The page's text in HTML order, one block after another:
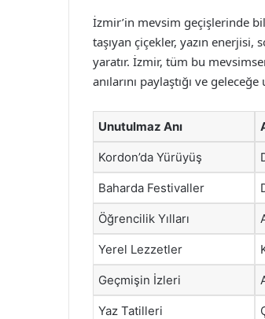
İzmir’in mevsim geçişlerinde
taşıyan çiçekler, yazın enerjisi,
yaratır. İzmir, tüm bu
anılarını paylaştığı ve
Unutulmaz Anı
Kordon’da Yürüyüş
Baharda Festivaller
Öğrencilik Yılları
Yerel Lezzetler
Geçmişin İzleri
Yaz Tatilleri